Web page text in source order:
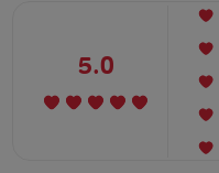
5.0